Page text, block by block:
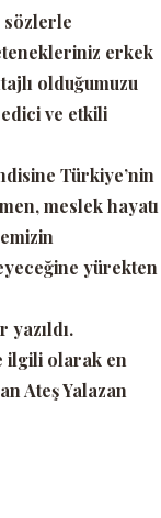
sözlerle
erkek
olduğumuzu
ve etkili
Türkiye’nin
meslek hayatı
yürekten
ilgili olarak en
Ateş Yalazan